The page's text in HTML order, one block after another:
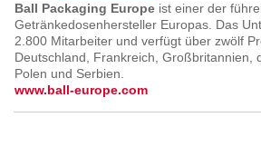
Ball Packaging Europe ist einer der
Getränkedosenhersteller Europas. Das
2.800 Mitarbeiter und verfügt über zwölf
Deutschland, Frankreich, Großbritannien,
Polen und Serbien.
www.ball-europe.com